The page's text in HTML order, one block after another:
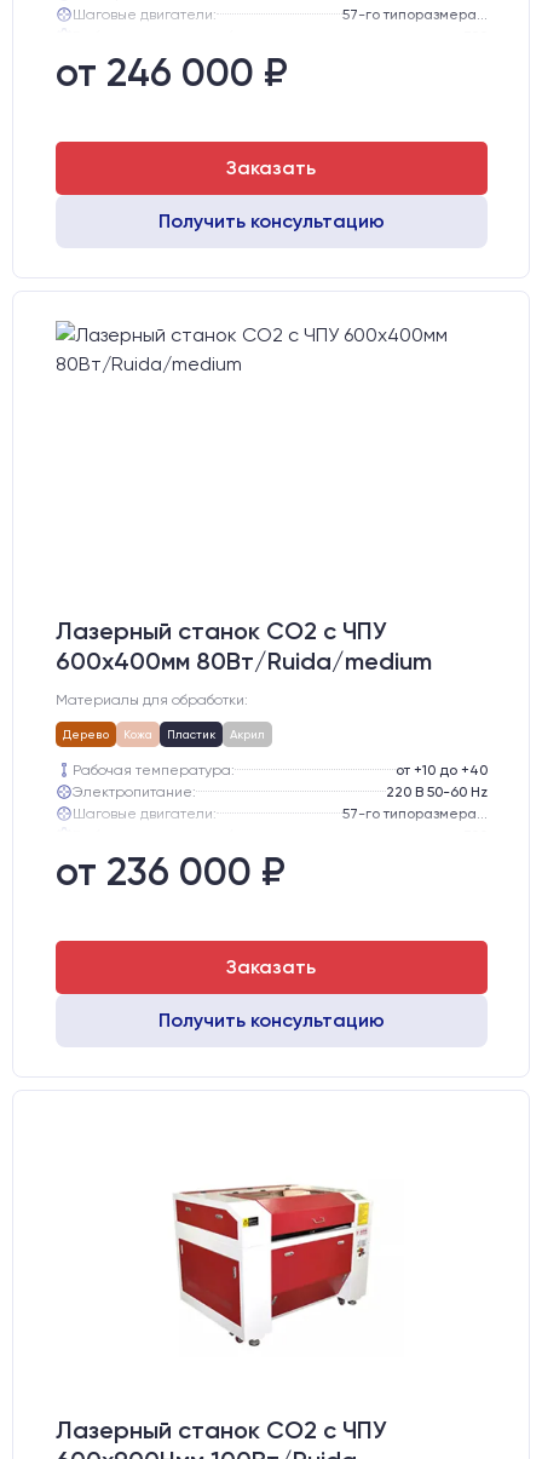
Шаговые двигатели:
Направляющие оси Y:
Направляющие оси Х:
от 246 000 ₽
Заказать
Получить консультацию
Лазерный станок CO2 c ЧПУ
600х400мм 80Вт/Ruida/medium
Материалы для обработки:
Дерево Кожа Пластик Акрил
Рабочая температура:
от +10 до +40
Электропитание:
220 В 50-60 Hz
Шаговые двигатели:
Направляющие оси Y:
Направляющие оси Х:
от 236 000 ₽
Заказать
Получить консультацию
Лазерный станок CO2 c ЧПУ